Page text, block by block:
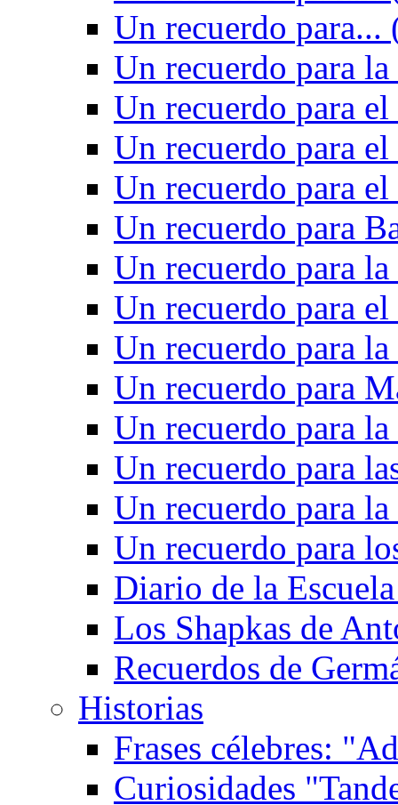
Un recuerdo para...
Un recuerdo para
Un recuerdo para
Un recuerdo para
Un recuerdo para
Un recuerdo para
Un recuerdo para
Un recuerdo para
Un recuerdo para
Un recuerdo para
Un recuerdo para
Un recuerdo para
Un recuerdo para
Un recuerdo para
Diario de la
Los Shapkas de
Recuerdos de
Historias
Frases célebres:
Curiosidades